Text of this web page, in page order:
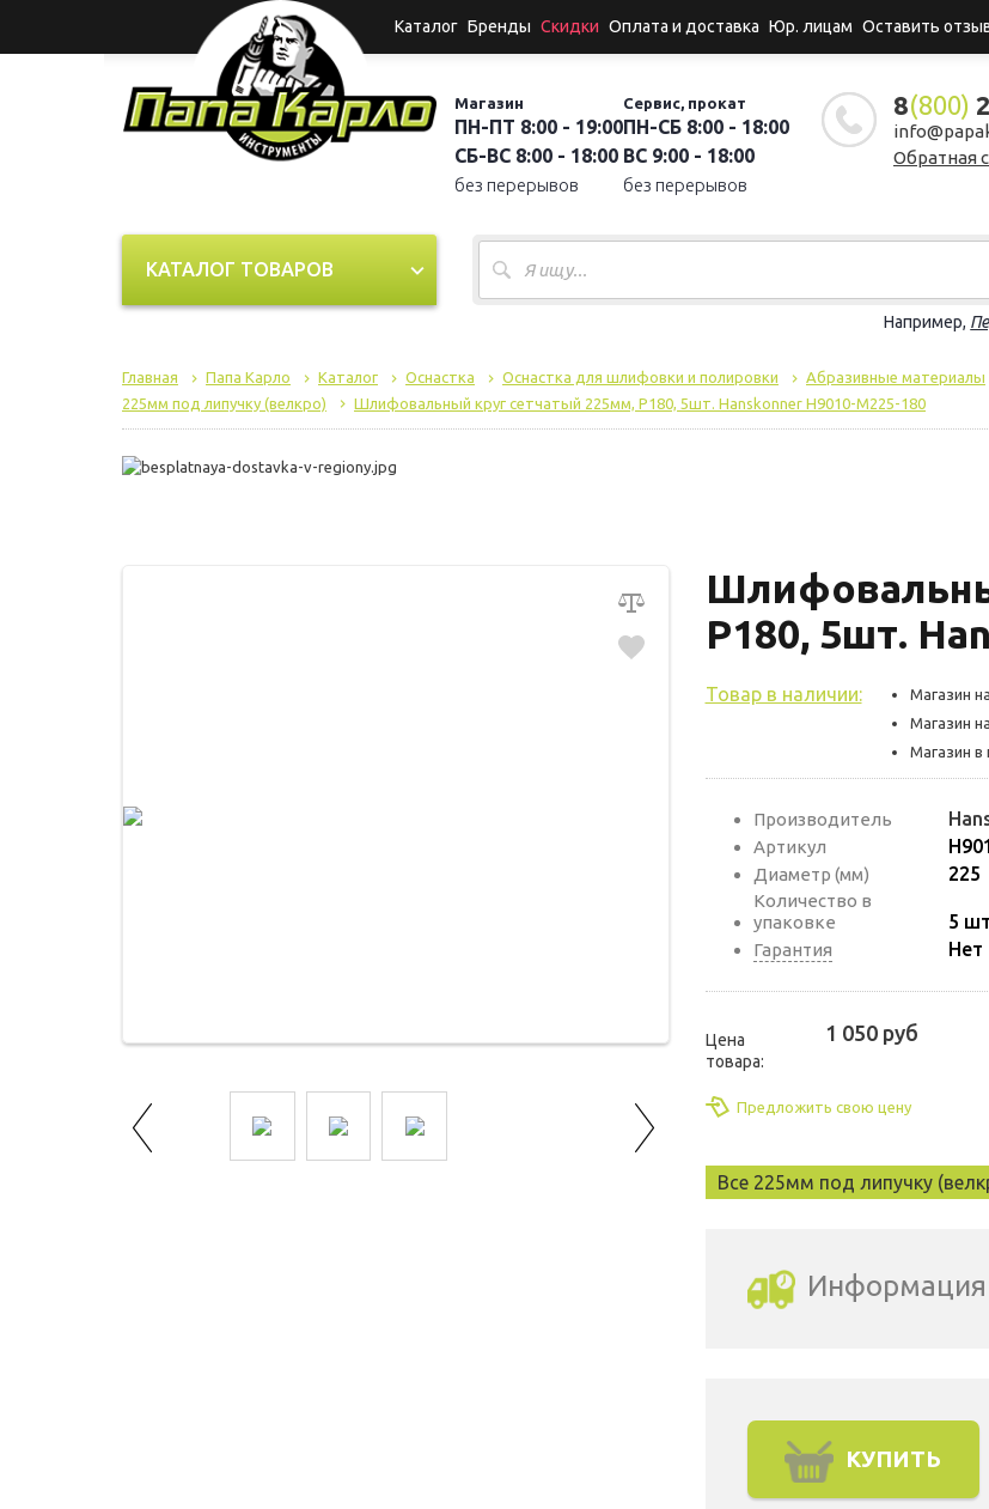
Каталог Бренды Скидки Оплата и доставка Юр. лицам Оставить
Магазин
ПН-ПТ 8:00 - 19:00
СБ-ВС 8:00 - 18:00
без перерывов
Сервис, прокат
ПН-СБ 8:00 - 18:00
ВС 9:00 - 18:00
без перерывов
8(800)
Обратная
Например,
КАТАЛОГ ТОВАРОВ
Главная Папа Карло Каталог Оснастка Оснастка для шлифовки и полировки Абразивные материалы
225мм под липучку (велкро)
Шлифовальный круг сетчатый 225мм, Р180, 5шт. Hanskonner H9010-M225-180
Р180, 5шт.
Товар в наличии:
Магазин
Магазин
Магазин
Производитель
Артикул
Диаметр (мм) 225
Количество в
упаковке
5
Гарантия Нет
Цена
товара:
1 050 руб
Предложить свою цену
Все 225мм под липучку
Информация
КУПИТЬ